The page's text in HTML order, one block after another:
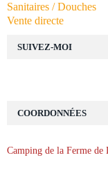
SUIVEZ-MOI
Sanitaires / Douches
Vente directe
COORDONNÉES
Camping de la Ferme de